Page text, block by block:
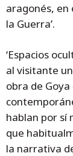
aragonés, en
la Guerra’.
‘Espacios
al visitante
obra de
hablan por sí
que
la narrativa